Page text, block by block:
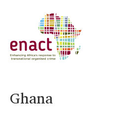
Ghana